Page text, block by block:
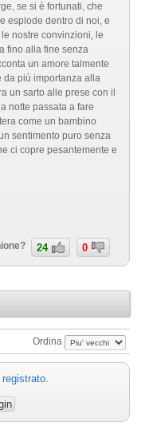
se si è fortunati, che
esplode dentro di noi, e
nostre convinzioni, le
fino alla fine senza
un amore talmente
da più importanza alla
un sarto alle prese con il
notte passata a fare
come un bambino
sentimento puro senza
ci copre pesantemente e
24 0
Ordina
registrato.